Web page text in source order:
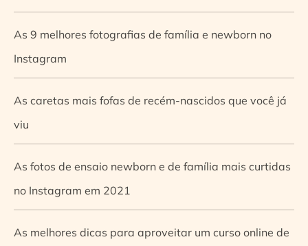
As 9 melhores fotografias de família e newborn no
Instagram
As caretas mais fofas de recém-nascidos que você já
viu
As fotos de ensaio newborn e de família mais curtidas
no Instagram em 2021
As melhores dicas para aproveitar um curso online de